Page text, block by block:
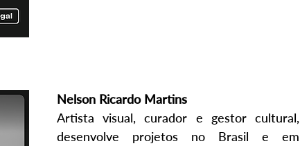
Nelson Ricardo Martins
Artista visual, curador e gestor cultural,
desenvolve projetos no Brasil e em